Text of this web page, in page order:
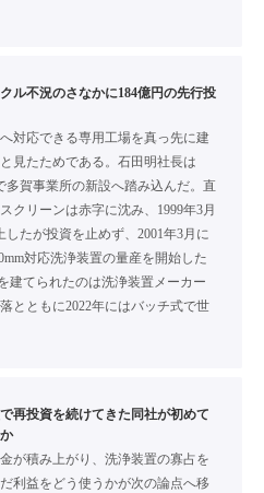
ル不況のさなかに184億円の先行投
対応できる専用工場を真っ先に建
見たためである。石田明社長は
多賀事業所の新設へ踏み込んだ。直
クリーンは赤字に沈み、1999年3月
たが投資を止めず、2001年3月に
対応洗浄装置の量産を開始した
建てられたのは洗浄装置メーカー
とともに2022年にはバッチ式で世
再投資を続けてきた同社が初めて
が積み上がり、洗浄装置の寡占を
利益をどう使うかが次の論点へ移